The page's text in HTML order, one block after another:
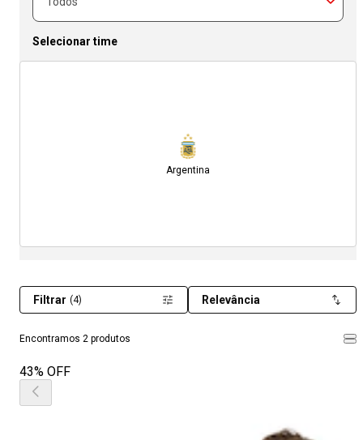
Selecionar time
Argentina
Encontramos 2 produtos
Filtrar (4) Relevância
43% OFF